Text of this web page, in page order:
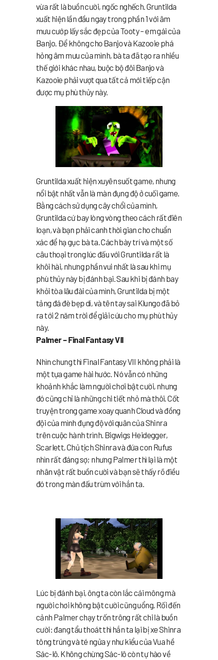
vừa rất là buồn cười, ngốc nghếch. Gruntilda
xuất hiện lần đầu ngay trong phần 1 với âm
mưu cướp lấy sắc đẹp của Tooty – em gái của
Banjo. Để không cho Banjo và Kazooie phá
hỏng âm mưu của mình, bà ta đã tạo ra nhiều
thế giới khác nhau, buộc bộ đôi Banjo và
Kazooie phải vượt qua tất cả mới tiếp cận
được mụ phù thủy này.
Gruntilda xuất hiện xuyên suốt game, nhưng
nổi bật nhất vẫn là màn đụng độ ở cuối game.
Bằng cách sử dụng cây chổi của mình,
Gruntilda cứ bay lòng vòng theo cách rất điên
loạn, và bạn phải canh thời gian cho chuẩn
xác để hạ gục bà ta. Cách bày trí và một số
câu thoại trong lúc đấu với Gruntilda rất là
khôi hài, nhưng phần vui nhất là sau khi mụ
phù thủy này bị đánh bại. Sau khi bị đánh bay
khỏi tòa lâu đài của mình, Gruntilda bị một
tảng đá đè bẹp dí, và tên tay sai Klungo đã bỏ
ra tới 2 năm trời để giải cứu cho mụ phù thủy
này.
Palmer – Final Fantasy VII
Nhìn chung thì Final Fantasy VII không phải là
một tựa game hài hước. Nó vẫn có những
khoảnh khắc làm người chơi bật cười, nhưng
đó cũng chỉ là những chi tiết nhỏ mà thôi. Cốt
truyện trong game xoay quanh Cloud và đồng
đội của mình đụng độ với quân của Shinra
trên cuộc hành trình. Bigwigs Heidegger,
Scarlett, Chủ tịch Shinra và đứa con Rufus
nhìn rất đáng sợ; nhưng Palmer thì lại là một
nhân vật rất buồn cười và bạn sẽ thấy rõ điều
đó trong màn đấu trùm với hắn ta.
Lúc bị đánh bại, ông ta còn lắc cái mông mà
người chơi không bật cười cũng uổng. Rối đến
cảnh Palmer chạy trốn trông rất chi là buồn
cười: đang tẩu thoát thì hắn ta lại bị xe Shinra
tông trúng và té ngửa y như kiểu của Vua hề
Sác-lô. Không chừng Sác-lô còn tự hào về